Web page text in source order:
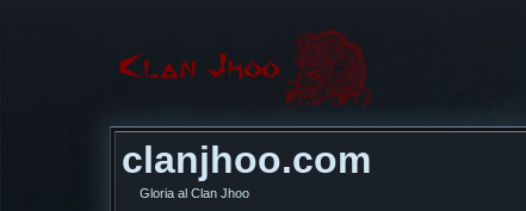
clanjhoo.com
Gloria al Clan Jhoo